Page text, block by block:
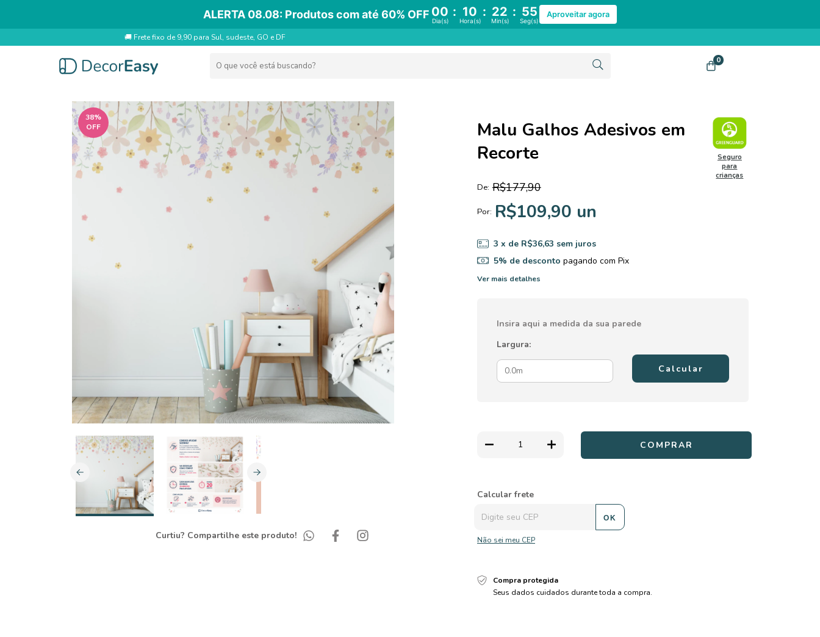
ALERTA 08.08: Produtos com até 60% OFF 00 : 10 : 22 : 55
Dia(s) Hora(s) Min(s) Seg(s)
Aproveitar agora
🚚 Frete fixo de 9,90 para Sul, sudeste, GO e DF
0
38%
OFF
Curtiu? Compartilhe este produto!
Malu Galhos Adesivos em
Recorte
Seguro
para
crianças
De: R$177,90
Por: R$109,90 un
3 x de R$36,63 sem juros
5% de desconto pagando com Pix
Ver mais detalhes
Insira aqui a medida da sua parede
Largura:
Calcular
Entregas para o CEP:
Calcular frete
OK
Não sei meu CEP
Compra protegida
Seus dados cuidados durante toda a compra.